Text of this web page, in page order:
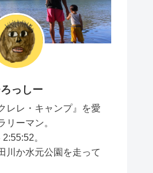
っしー
レレ・キャンプ』を愛
リーマン。
。
川か水元公園を走って